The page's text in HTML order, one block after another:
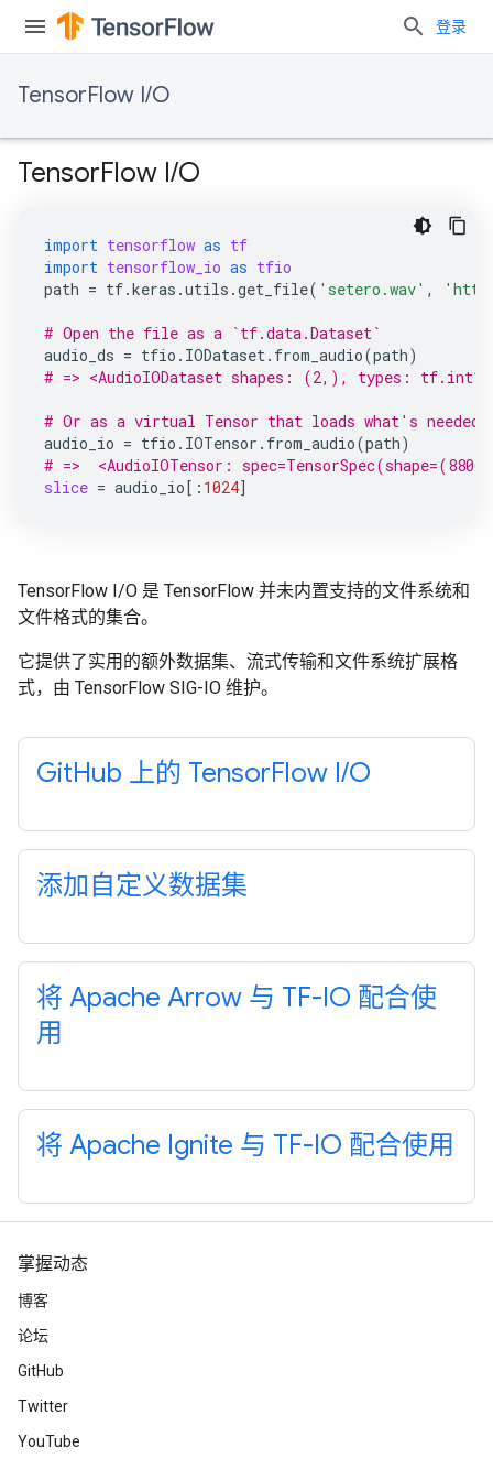
登录
TensorFlow I/O
TensorFlow I/O
import tensorflow as tf
import tensorflow_io as tfio
path = tf.keras .utils .get_file( 'setero.wav' ,
# Open the file as a `tf.data.Dataset`
audio_ds = tfio . IODataset. from_audio(path)
# => <AudioIODataset shapes: (2,), types:
# Or as a virtual Tensor that loads what's needed.
audio_io = tfio . IOTensor . from_audio(path)
# =>  <AudioIOTensor:
slice = audio_io[: 1024]
TensorFlow I/O 是 TensorFlow 并未内置支持的文件系统和
文件格式的集合。
它提供了实用的额外数据集、流式传输和文件系统扩展格
式，由 TensorFlow SIG-IO 维护。
GitHub 上的 TensorFlow I/O
添加自定义数据集
将 Apache Arrow 与 TF-IO 配合使
用
将 Apache Ignite 与 TF-IO 配合使用
掌握动态
博客
论坛
GitHub
Twitter
YouTube